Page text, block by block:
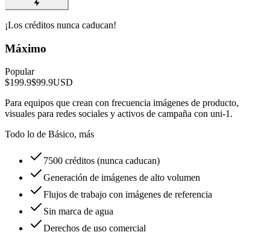
¡Los créditos nunca caducan!
Máximo
Popular
$199.9$99.9USD
Para equipos que crean con frecuencia imágenes de producto,
visuales para redes sociales y activos de campaña con uni-1.
Todo lo de Básico, más
7500 créditos (nunca caducan)
Generación de imágenes de alto volumen
Flujos de trabajo con imágenes de referencia
Sin marca de agua
Derechos de uso comercial